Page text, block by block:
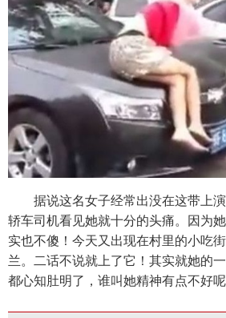
据说这名女子经常出没在这带上演
轿车司机看见她就十分的头痛。因为
实也不傻！今天又出现在村里的小吃
兰。二话不说就上了它！其实就她的
都心知肚明了，谁叫她精神有点不好呢